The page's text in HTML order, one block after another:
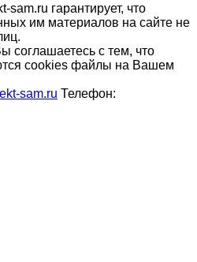
sam.ru гарантирует, что
им материалов на сайте не
соглашаетесь с тем, что
cookies файлы на Вашем
sam.ru Телефон: